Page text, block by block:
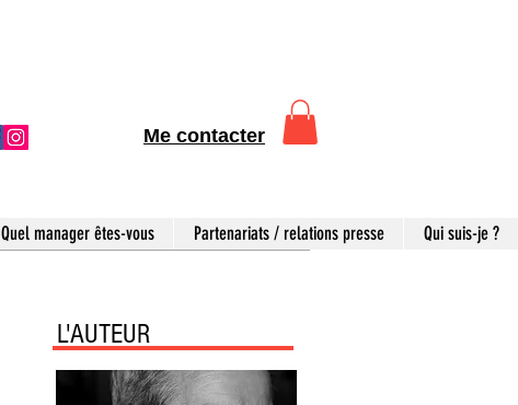
Me contacter
Quel manager êtes-vous Partenariats / relations presse Qui suis-je ?
L'AUTEUR